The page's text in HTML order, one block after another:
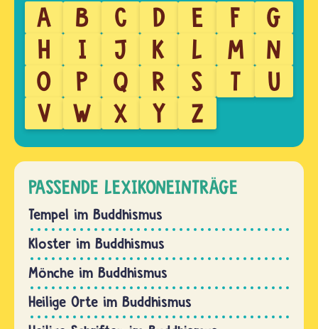
A B C D E F
G
H
I J K L M
N
O
P Q R S T
U
V
W X Y Z
PASSENDE LEXIKONEINTRÄGE
Tempel im Buddhismus
Kloster im Buddhismus
Mönche im Buddhismus
Heilige Orte im Buddhismus